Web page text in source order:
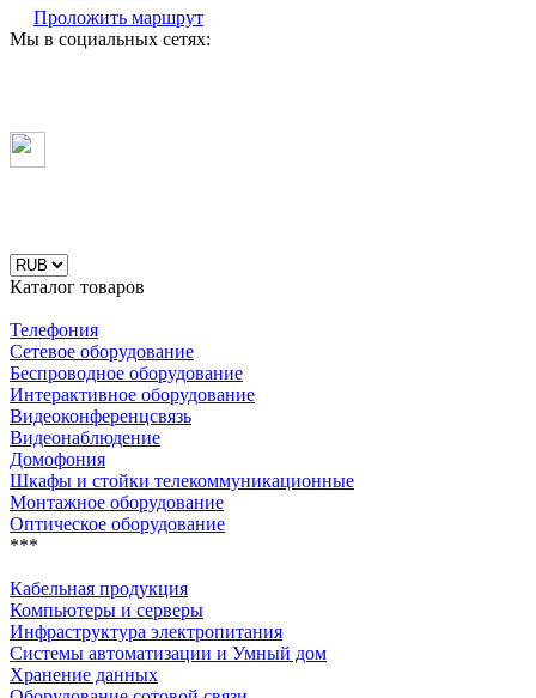
Проложить маршрут
Мы в социальных сетях:
Каталог товаров
Телефония
Сетевое оборудование
Беспроводное оборудование
Интерактивное оборудование
Видеоконференцсвязь
Видеонаблюдение
Домофония
Шкафы и стойки телекоммуникационные
Монтажное оборудование
Оптическое оборудование
***
Кабельная продукция
Компьютеры и серверы
Инфраструктура электропитания
Системы автоматизации и Умный дом
Хранение данных